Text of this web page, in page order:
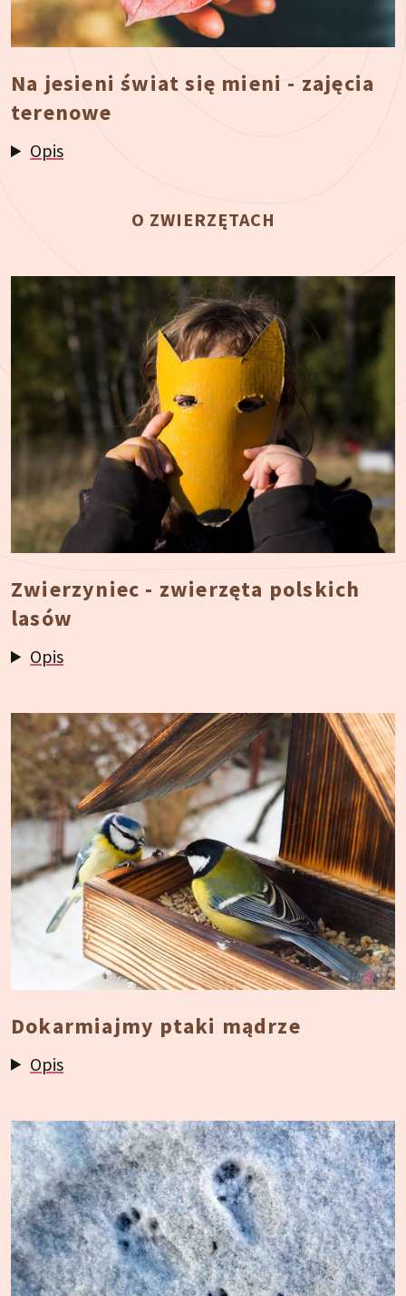
Na jesieni świat się mieni - zajęcia
terenowe
Opis
O ZWIERZĘTACH
Zwierzyniec - zwierzęta polskich
lasów
Opis
Dokarmiajmy ptaki mądrze
Opis